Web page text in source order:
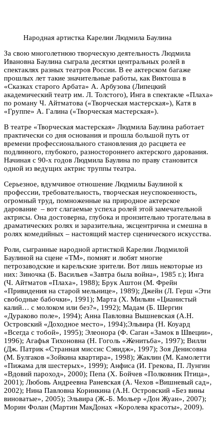
Народная артистка Карелии Людмила Баулина
За свою многолетнюю творческую деятельность Людмила
Ивановна Баулина сыграла десятки центральных ролей в
спектаклях разных театров России. В ее актерском багаже
прошлых лет такие значительные работы, как Виктоша в
«Сказках старого Арбата» А. Арбузова (Липецкий
академический театр им. Л. Толстого), Инга в спектакле «Плаха»
по роману Ч. Айтматова («Творческая мастерская»), Катя в
«Группе» А. Галина («Творческая мастерская»).
В театре «Творческая мастерская» Людмила Баулина работает
практически со дня основания и прошла большой путь от
времени профессионального становления до расцвета ее
подлинного, глубокого, разностороннего актерского дарования.
Начиная с 90-х годов Людмила Баулина по праву становится
одной из ведущих актрис труппы театра.
Серьезное, вдумчивое отношение Людмилы Баулиной к
профессии, требовательность, творческая неуспокоенность,
огромный труд, помноженные на природное актерское
дарование – вот слагаемые успеха ролей этой замечательной
актрисы. Она достоверна, глубока и пронзительно трогательна в
драматических ролях и заразительна, эксцентрична и смешна в
ролях комедийных – настоящий мастер сценического искусства.
Роли, сыгранные народной артисткой Карелии Людмилой
Баулиной на сцене «ТМ», помнят и любят многие
петрозаводские и карельские зрители. Вот лишь некоторые из
них: Зиночка (Б. Васильев «Завтра была война», 1985 г.); Инга
(Ч. Айтматов «Плаха», 1988); Брук Аштон (М. Фрейн
«Привидения на старой мельнице», 1989); Джейн (Л. Герш «Эти
свободные бабочки», 1991); Марта (Х. Мильян «Цианистый
калий… с молоком или без?», 1992); Мадам (Б. Шергин
«Дураково поле», 1994); Анна Павловна Вышневская (А.Н.
Островский «Доходное место», 1994);Эльвира (Н. Коуард
«Всегда с тобой», 1995); Элеонора (Ф. Саган «Замок в Швеции»,
1996); Агафья Тихоновна (Н. Гоголь «Женитьба», 1997); Вилли
(Дж. Патрик «Странная миссис Сэвидж», 1997); Зоя Денисовна
(М. Булгаков «Зойкина квартира», 1998); Жаклин (М. Камолетти
«Пижама для шестерых», 1999); Анфиса (И. Грекова, П. Лунгин
«Вдовий пароход», 2000); Пепа (Х. Бойчев «Полковник Птица»,
2001); Любовь Андреевна Раневская (А. Чехов «Вишневый сад»,
2002); Нина Павловна Коринкина (А.Н. Островский «Без вины
виноватые», 2005); Эльвира (Ж.-Б. Мольер «Дон Жуан», 2007);
Морин Фолан (Мартин МакДонах «Королева красоты», 2009).